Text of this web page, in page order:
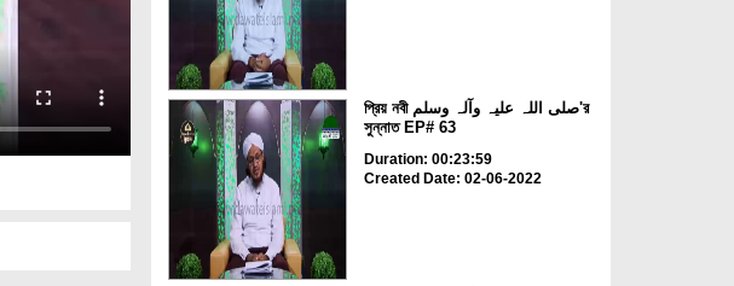
প্রিয় নবী صلی اللہ علیہ وآلہ وسلم'র
সুন্নাত EP# 63
Duration: 00:23:59
Created Date: 02-06-2022